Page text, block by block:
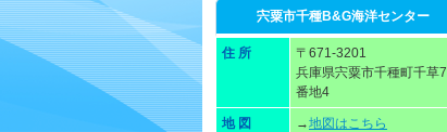
宍粟市千種B&G海洋センター
住 所
〒671-3201
兵庫県宍粟市千種町千草7
番地4
地 図 →地図はこちら